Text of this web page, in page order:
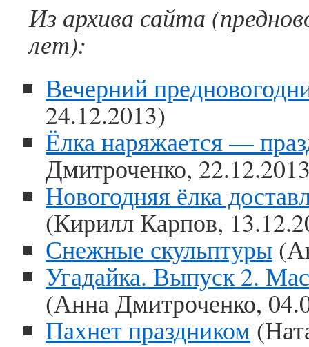
Из архива сайта
лет):
Вечерний
24.12.2013)
Ёлка наряжается —
Дмитроченко,
Новогодняя ёлка
(Кирилл Карпов,
Снежные скульптуры
Угадайка. Выпуск 2.
(Анна Дмитроченко,
Пахнет праздником